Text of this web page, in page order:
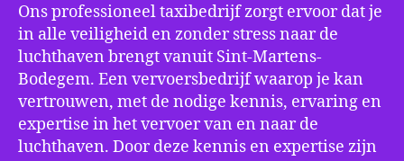
Ons professioneel taxibedrijf zorgt ervoor dat je
in alle veiligheid en zonder stress naar de
luchthaven brengt vanuit Sint-Martens-
Bodegem. Een vervoersbedrijf waarop je kan
vertrouwen, met de nodige kennis, ervaring en
expertise in het vervoer van en naar de
luchthaven. Door deze kennis en expertise zijn